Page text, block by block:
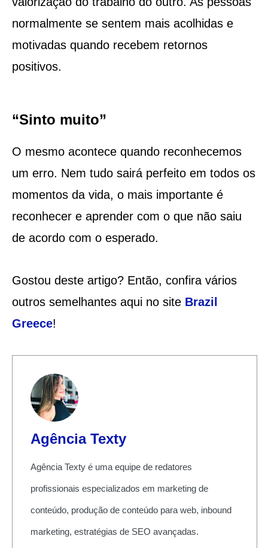
normalmente se sentem mais acolhidas e
motivadas quando recebem retornos
positivos.
“Sinto muito”
O mesmo acontece quando reconhecemos
um erro. Nem tudo sairá perfeito em todos os
momentos da vida, o mais importante é
reconhecer e aprender com o que não saiu
de acordo com o esperado.
Gostou deste artigo? Então, confira vários
outros semelhantes aqui no site Brazil
Greece!
Agência Texty
Agência Texty é uma equipe de redatores
profissionais especializados em marketing de
conteúdo, produção de conteúdo para web, inbound
marketing, estratégias de SEO avançadas.